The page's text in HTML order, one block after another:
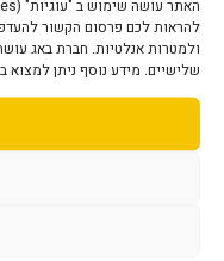
להראות לכם פרסום הקשור
שלישיים. מידע נוסף ניתן למצוא ב
הוסף לסל